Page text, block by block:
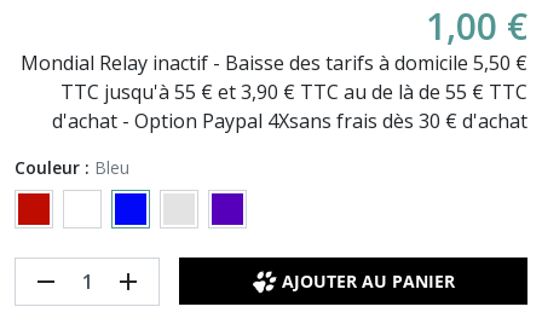
1,00 €
Mondial Relay inactif - Baisse des tarifs à domicile 5,50 €
TTC jusqu'à 55 € et 3,90 € TTC au de là de 55 € TTC
d'achat - Option Paypal 4Xsans frais dès 30 € d'achat
Couleur : Bleu
remove add AJOUTER AU PANIER